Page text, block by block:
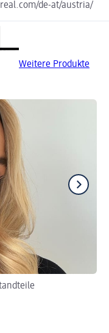
de-at/austria/
Weitere Produkte